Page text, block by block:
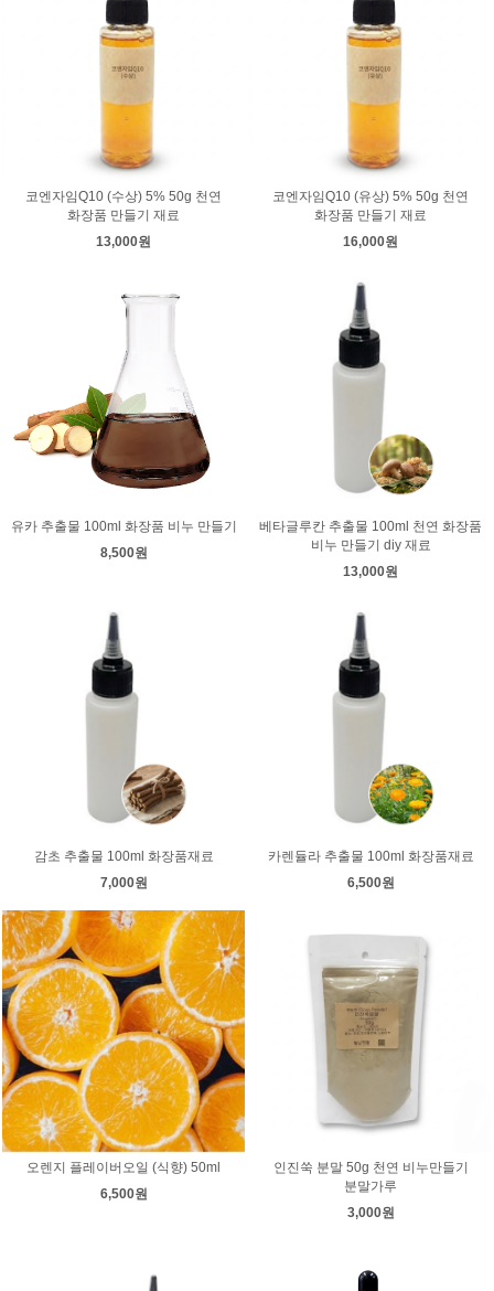
코엔자임Q10 (수상) 5% 50g 천연
화장품 만들기 재료
13,000원
코엔자임Q10 (유상) 5% 50g 천연
화장품 만들기 재료
16,000원
유카 추출물 100ml 화장품 비누 만들기
8,500원
베타글루칸 추출물 100ml 천연 화장품
비누 만들기 diy 재료
13,000원
감초 추출물 100ml 화장품재료
7,000원
카렌듈라 추출물 100ml 화장품재료
6,500원
오렌지 플레이버오일 (식향) 50ml
6,500원
인진쑥 분말 50g 천연 비누만들기
분말가루
3,000원